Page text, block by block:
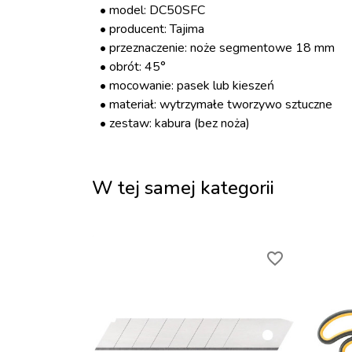
• model: DC50SFC
• producent: Tajima
• przeznaczenie: noże segmentowe 18 mm
• obrót: 45°
• mocowanie: pasek lub kieszeń
• materiał: wytrzymałe tworzywo sztuczne
• zestaw: kabura (bez noża)
W tej samej kategorii
favorite_border